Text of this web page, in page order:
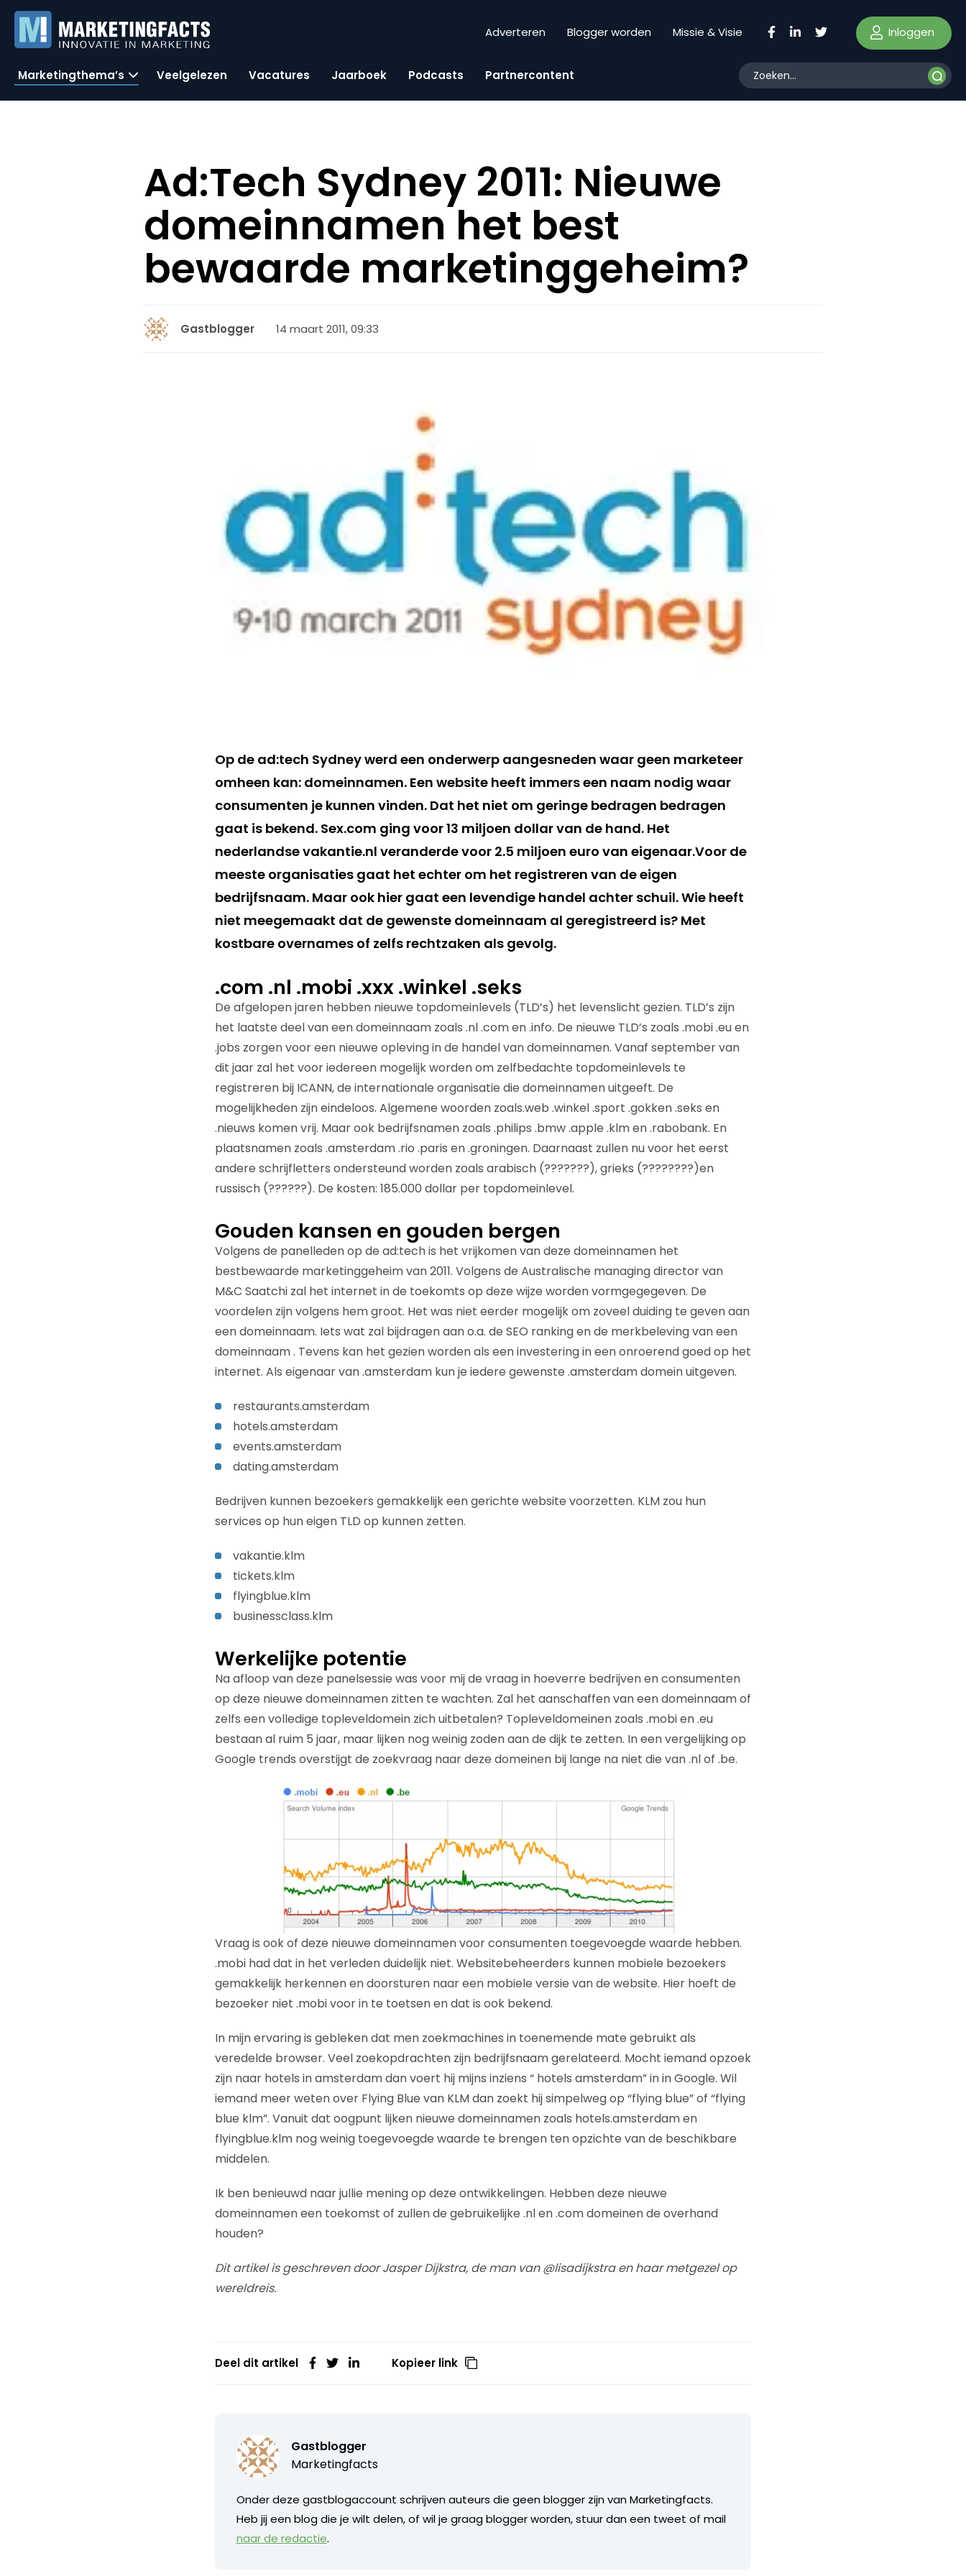
Adverteren Blogger worden Missie & Visie Inloggen
Marketingthema’s Veelgelezen Vacatures Jaarboek Podcasts Partnercontent
Ad:Tech Sydney 2011: Nieuwe
domeinnamen het best
bewaarde marketinggeheim?
Gastblogger 14 maart 2011, 09:33
Op de ad:tech Sydney werd een onderwerp aangesneden waar geen marketeer
omheen kan: domeinnamen. Een website heeft immers een naam nodig waar
consumenten je kunnen vinden. Dat het niet om geringe bedragen bedragen
gaat is bekend. Sex.com ging voor 13 miljoen dollar van de hand. Het
nederlandse vakantie.nl veranderde voor 2.5 miljoen euro van eigenaar.Voor de
meeste organisaties gaat het echter om het registreren van de eigen
bedrijfsnaam. Maar ook hier gaat een levendige handel achter schuil. Wie heeft
niet meegemaakt dat de gewenste domeinnaam al geregistreerd is? Met
kostbare overnames of zelfs rechtzaken als gevolg.
.com .nl .mobi .xxx .winkel .seks
De afgelopen jaren hebben nieuwe topdomeinlevels (TLD’s) het levenslicht gezien. TLD’s zijn
het laatste deel van een domeinnaam zoals .nl .com en .info. De nieuwe TLD’s zoals .mobi .eu en
.jobs zorgen voor een nieuwe opleving in de handel van domeinnamen. Vanaf september van
dit jaar zal het voor iedereen mogelijk worden om zelfbedachte topdomeinlevels te
registreren bij ICANN, de internationale organisatie die domeinnamen uitgeeft. De
mogelijkheden zijn eindeloos. Algemene woorden zoals.web .winkel .sport .gokken .seks en
.nieuws komen vrij. Maar ook bedrijfsnamen zoals .philips .bmw .apple .klm en .rabobank. En
plaatsnamen zoals .amsterdam .rio .paris en .groningen. Daarnaast zullen nu voor het eerst
andere schrijfletters ondersteund worden zoals arabisch (???????), grieks (????????)en
russisch (??????). De kosten: 185.000 dollar per topdomeinlevel.
Gouden kansen en gouden bergen
Volgens de panelleden op de ad:tech is het vrijkomen van deze domeinnamen het
bestbewaarde marketinggeheim van 2011. Volgens de Australische managing director van
M&C Saatchi zal het internet in de toekomts op deze wijze worden vormgegegeven. De
voordelen zijn volgens hem groot. Het was niet eerder mogelijk om zoveel duiding te geven aan
een domeinnaam. Iets wat zal bijdragen aan o.a. de SEO ranking en de merkbeleving van een
domeinnaam . Tevens kan het gezien worden als een investering in een onroerend goed op het
internet. Als eigenaar van .amsterdam kun je iedere gewenste .amsterdam domein uitgeven.
restaurants.amsterdam
hotels.amsterdam
events.amsterdam
dating.amsterdam
Bedrijven kunnen bezoekers gemakkelijk een gerichte website voorzetten. KLM zou hun
services op hun eigen TLD op kunnen zetten.
vakantie.klm
tickets.klm
flyingblue.klm
businessclass.klm
Werkelijke potentie
Na afloop van deze panelsessie was voor mij de vraag in hoeverre bedrijven en consumenten
op deze nieuwe domeinnamen zitten te wachten. Zal het aanschaffen van een domeinnaam of
zelfs een volledige topleveldomein zich uitbetalen? Topleveldomeinen zoals .mobi en .eu
bestaan al ruim 5 jaar, maar lijken nog weinig zoden aan de dijk te zetten. In een vergelijking op
Google trends overstijgt de zoekvraag naar deze domeinen bij lange na niet die van .nl of .be.
Vraag is ook of deze nieuwe domeinnamen voor consumenten toegevoegde waarde hebben.
.mobi had dat in het verleden duidelijk niet. Websitebeheerders kunnen mobiele bezoekers
gemakkelijk herkennen en doorsturen naar een mobiele versie van de website. Hier hoeft de
bezoeker niet .mobi voor in te toetsen en dat is ook bekend.
In mijn ervaring is gebleken dat men zoekmachines in toenemende mate gebruikt als
veredelde browser. Veel zoekopdrachten zijn bedrijfsnaam gerelateerd. Mocht iemand opzoek
zijn naar hotels in amsterdam dan voert hij mijns inziens “ hotels amsterdam” in in Google. Wil
iemand meer weten over Flying Blue van KLM dan zoekt hij simpelweg op “flying blue” of “flying
blue klm”. Vanuit dat oogpunt lijken nieuwe domeinnamen zoals hotels.amsterdam en
flyingblue.klm nog weinig toegevoegde waarde te brengen ten opzichte van de beschikbare
middelen.
Ik ben benieuwd naar jullie mening op deze ontwikkelingen. Hebben deze nieuwe
domeinnamen een toekomst of zullen de gebruikelijke .nl en .com domeinen de overhand
houden?
Dit artikel is geschreven door Jasper Dijkstra, de man van @lisadijkstra en haar metgezel op
wereldreis.
Deel dit artikel Kopieer link
Gastblogger
Marketingfacts
Onder deze gastblogaccount schrijven auteurs die geen blogger zijn van Marketingfacts.
Heb jij een blog die je wilt delen, of wil je graag blogger worden, stuur dan een tweet of mail
naar de redactie.